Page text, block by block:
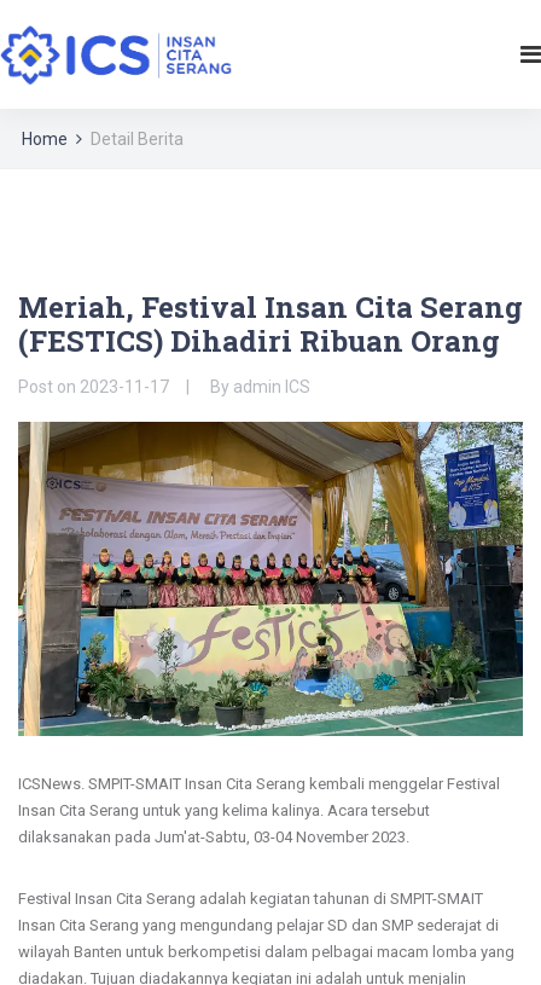
Home Detail Berita
Meriah, Festival Insan Cita Serang
(FESTICS) Dihadiri Ribuan Orang
Post on 2023-11-17 By admin ICS
ICSNews. SMPIT-SMAIT Insan Cita Serang kembali menggelar Festival
Insan Cita Serang untuk yang kelima kalinya. Acara tersebut
dilaksanakan pada Jum'at-Sabtu, 03-04 November 2023.
Festival Insan Cita Serang adalah kegiatan tahunan di SMPIT-SMAIT
Insan Cita Serang yang mengundang pelajar SD dan SMP sederajat di
wilayah Banten untuk berkompetisi dalam pelbagai macam lomba yang
diadakan. Tujuan diadakannya kegiatan ini adalah untuk menjalin